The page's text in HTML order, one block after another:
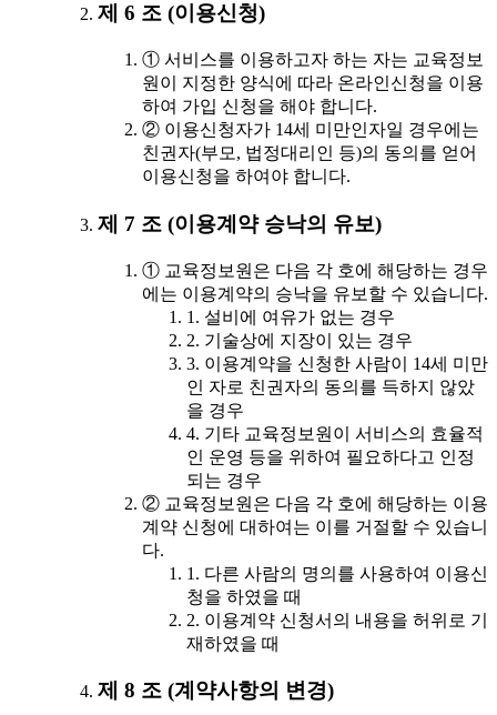
제 6 조 (이용신청)
① 서비스를 이용하고자 하는 자는 교육정보
원이 지정한 양식에 따라 온라인신청을 이용
하여 가입 신청을 해야 합니다.
② 이용신청자가 14세 미만인자일 경우에는
친권자(부모, 법정대리인 등)의 동의를 얻어
이용신청을 하여야 합니다.
제 7 조 (이용계약 승낙의 유보)
① 교육정보원은 다음 각 호에 해당하는 경우
에는 이용계약의 승낙을 유보할 수 있습니다.
1. 설비에 여유가 없는 경우
2. 기술상에 지장이 있는 경우
3. 이용계약을 신청한 사람이 14세 미만
인 자로 친권자의 동의를 득하지 않았
을 경우
4. 기타 교육정보원이 서비스의 효율적
인 운영 등을 위하여 필요하다고 인정
되는 경우
② 교육정보원은 다음 각 호에 해당하는 이용
계약 신청에 대하여는 이를 거절할 수 있습니
다.
1. 다른 사람의 명의를 사용하여 이용신
청을 하였을 때
2. 이용계약 신청서의 내용을 허위로 기
재하였을 때
제 8 조 (계약사항의 변경)